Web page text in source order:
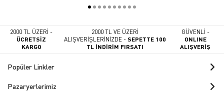
2000 TL ÜZERİ -
ÜCRETSİZ
KARGO
2000 TL VE ÜZERİ
ALIŞVERİŞLERİNİZDE -SEPETTE 100
TL İNDİRİM FIRSATI
GÜVENLİ -
ONLINE
ALIŞVERİŞ
Popüler Linkler
Pazaryerlerimiz